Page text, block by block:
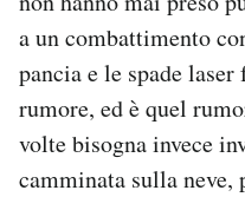
a un combattimento
pancia e le spade
rumore, ed è quel
volte bisogna invece
camminata sulla neve,